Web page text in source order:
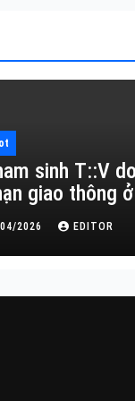
sinh T::V
giao thông ở
2026 EDITOR